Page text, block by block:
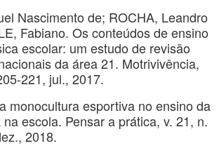
Nascimento de; ROCHA, Leandro
Fabiano. Os conteúdos de ensino
escolar: um estudo de revisão
da área 21. Motrivivência,
221, jul., 2017.
a monocultura esportiva no ensino da
escola. Pensar a prática, v. 21, n.
2018.